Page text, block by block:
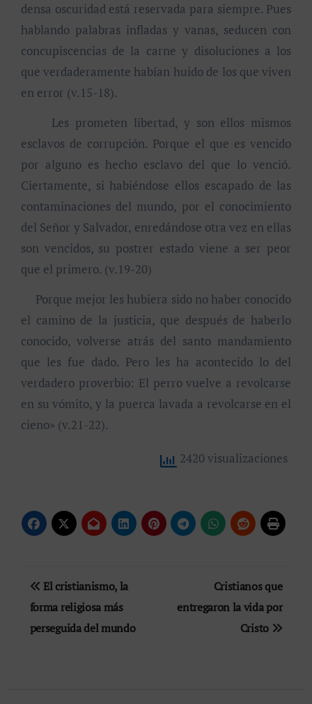
densa oscuridad está reservada para siempre. Pues
hablando palabras infladas y vanas, seducen con
concupiscencias de la carne y disoluciones a los
que verdaderamente habían huido de los que viven
en error (v.15-18).
Les prometen libertad, y son ellos mismos
esclavos de corrupción. Porque el que es vencido
por alguno es hecho esclavo del que lo venció.
Ciertamente, si habiéndose ellos escapado de las
contaminaciones del mundo, por el conocimiento
del Señor y Salvador, enredándose otra vez en ellas
son vencidos, su postrer estado viene a ser peor
que el primero. (v.19-20)
Porque mejor les hubiera sido no haber conocido
el camino de la justicia, que después de haberlo
conocido, volverse atrás del santo mandamiento
que les fue dado. Pero les ha acontecido lo del
verdadero proverbio: El perro vuelve a revolcarse
en su vómito, y la puerca lavada a revolcarse en el
cieno» (v.21-22).
2420 visualizaciones
Navegación
de
entradas
El cristianismo, la
forma religiosa más
perseguida del mundo
Cristianos que
entregaron la vida por
Cristo